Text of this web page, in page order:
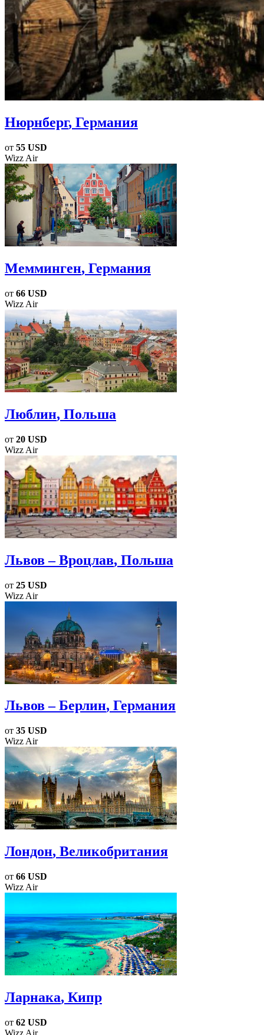
Нюрнберг, Германия
от 55 USD
Wizz Air
Мемминген, Германия
от 66 USD
Wizz Air
Люблин, Польша
от 20 USD
Wizz Air
Львов – Вроцлав, Польша
от 25 USD
Wizz Air
Львов – Берлин, Германия
от 35 USD
Wizz Air
Лондон, Великобритания
от 66 USD
Wizz Air
Ларнака, Кипр
от 62 USD
Wizz Air